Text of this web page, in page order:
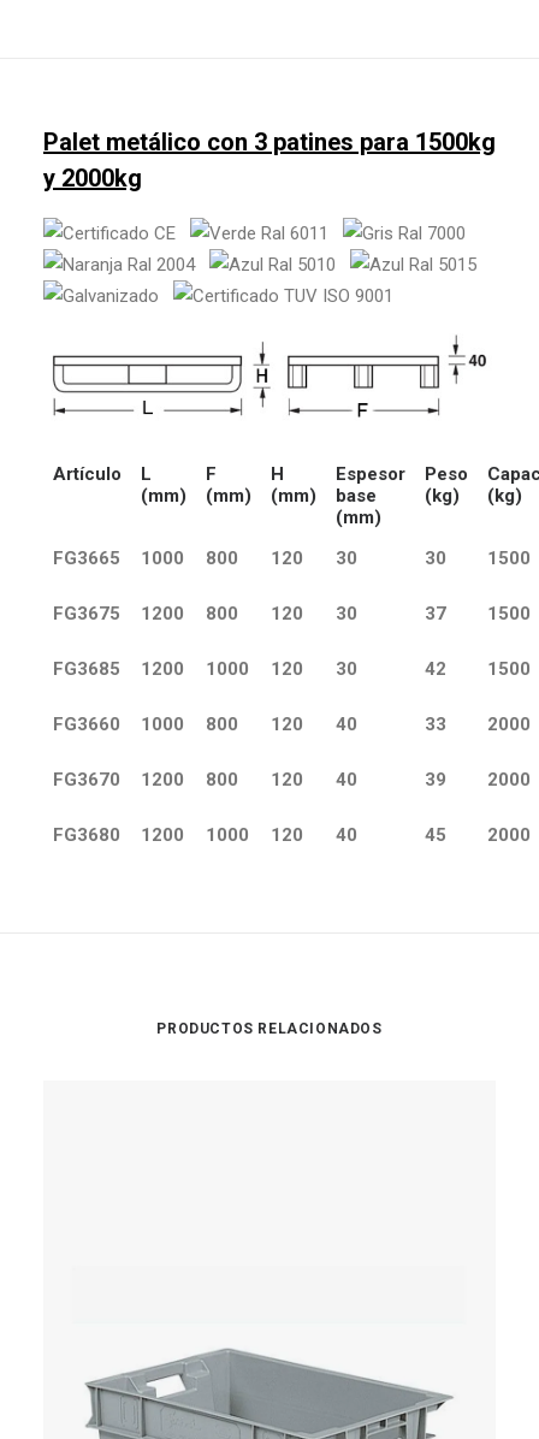
Palet metálico con 3 patines para 1500kg
y 2000kg
Artículo
L
(mm)
F
(mm)
H
(mm)
Espesor
base
(mm)
Peso
(kg)
(kg)
FG3665 1000 800 120 30 30 1500
FG3675 1200 800 120 30 37 1500
FG3685 1200 1000 120 30 42 1500
FG3660 1000 800 120 40 33 2000
FG3670 1200 800 120 40 39 2000
FG3680 1200 1000 120 40 45 2000
PRODUCTOS RELACIONADOS